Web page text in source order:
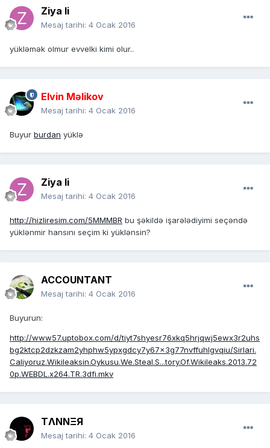
Ziya li
Mesaj tarihi: 4 Ocak 2016
yükləmək olmur evvelki kimi olur..
Elvin Məlikov
Mesaj tarihi: 4 Ocak 2016
Buyur burdan yüklə
Ziya li
Mesaj tarihi: 4 Ocak 2016
http://hizliresim.com/5MMMBR bu şəkildə işarələdiyimi seçəndə
yüklənmir hansını seçim ki yüklənsin?
ACCOUNTANT
Mesaj tarihi: 4 Ocak 2016
Buyurun:
http://www57.uptobox.com/d/tiyt7shyesr76xkq5hrjqwj5ewx3r2uhs
bg2ktcp2dzkzam2yhphw5ypxgdcy7y67x3g77nvffuhlgvqiu/Sirlari.
Caliyoruz.Wikileaksin.Oykusu.We.Steal.S...tory.Of.Wikileaks.2013.72
0p.WEBDL.x264.TR.3dfi.mkv
TΛNNΞЯ
Mesaj tarihi: 4 Ocak 2016